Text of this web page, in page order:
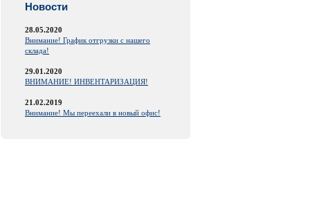
Новости
28.05.2020
Внимание! График отгрузки с нашего
склада!
29.01.2020
ВНИМАНИЕ! ИНВЕНТАРИЗАЦИЯ!
21.02.2019
Внимание! Мы переехали в новый офис!